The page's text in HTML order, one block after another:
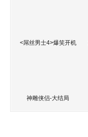
<屌丝男士4>爆笑开机
神雕侠侣-大结局